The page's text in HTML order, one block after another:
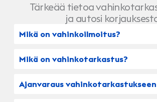
Tärkeää tietoa
ja autosi
Mikä on vahinkoilmoitus?
Mikä on vahinkotarkastus?
Ajanvaraus vahinkotarkastukseen